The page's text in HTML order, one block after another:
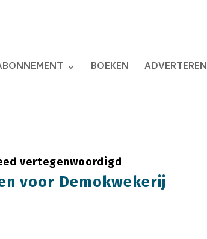
BOEKEN ADVERTEREN
vertegenwoordigd
voor Demokwekerij